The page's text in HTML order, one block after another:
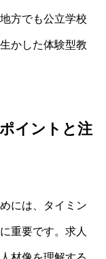
方でも公立学校
かした体験型教
イントと注
には、タイミン
重要です。求人